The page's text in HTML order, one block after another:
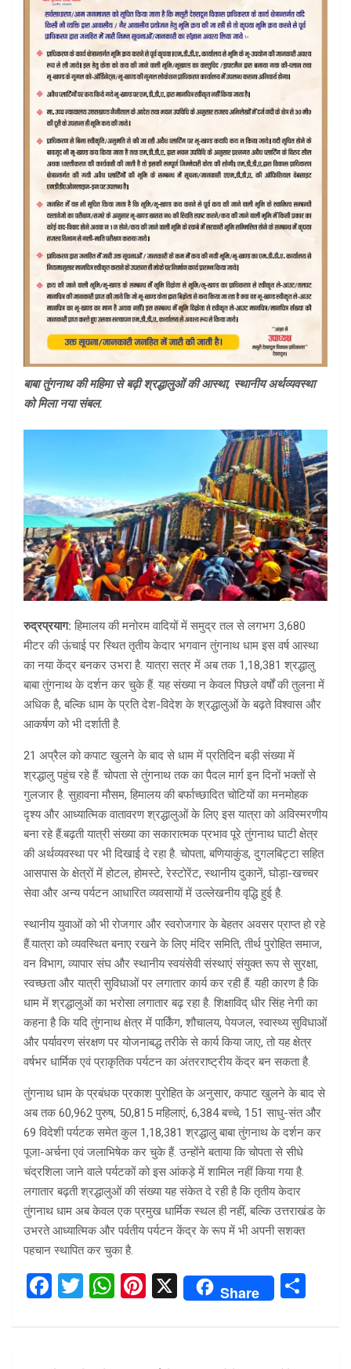
बाबा तुंगनाथ की महिमा से बढ़ी श्रद्धालुओं की आस्था, स्थानीय अर्थव्यवस्था
को मिला नया संबल.
रुद्रप्रयाग: हिमालय की मनोरम वादियों में समुद्र तल से लगभग 3,680
मीटर की ऊंचाई पर स्थित तृतीय केदार भगवान तुंगनाथ धाम इस वर्ष आस्था
का नया केंद्र बनकर उभरा है. यात्रा सत्र में अब तक 1,18,381 श्रद्धालु
बाबा तुंगनाथ के दर्शन कर चुके हैं. यह संख्या न केवल पिछले वर्षों की तुलना में
अधिक है, बल्कि धाम के प्रति देश-विदेश के श्रद्धालुओं के बढ़ते विश्वास और
आकर्षण को भी दर्शाती है.
21 अप्रैल को कपाट खुलने के बाद से धाम में प्रतिदिन बड़ी संख्या में
श्रद्धालु पहुंच रहे हैं. चोपता से तुंगनाथ तक का पैदल मार्ग इन दिनों भक्तों से
गुलजार है. सुहावना मौसम, हिमालय की बर्फाच्छादित चोटियों का मनमोहक
दृश्य और आध्यात्मिक वातावरण श्रद्धालुओं के लिए इस यात्रा को अविस्मरणीय
बना रहे हैं.बढ़ती यात्री संख्या का सकारात्मक प्रभाव पूरे तुंगनाथ घाटी क्षेत्र
की अर्थव्यवस्था पर भी दिखाई दे रहा है. चोपता, बणियाकुंड, दुगलबिट्टा सहित
आसपास के क्षेत्रों में होटल, होमस्टे, रेस्टोरेंट, स्थानीय दुकानें, घोड़ा-खच्चर
सेवा और अन्य पर्यटन आधारित व्यवसायों में उल्लेखनीय वृद्धि हुई है.
स्थानीय युवाओं को भी रोजगार और स्वरोजगार के बेहतर अवसर प्राप्त हो रहे
हैं.यात्रा को व्यवस्थित बनाए रखने के लिए मंदिर समिति, तीर्थ पुरोहित समाज,
वन विभाग, व्यापार संघ और स्थानीय स्वयंसेवी संस्थाएं संयुक्त रूप से सुरक्षा,
स्वच्छता और यात्री सुविधाओं पर लगातार कार्य कर रही हैं. यही कारण है कि
धाम में श्रद्धालुओं का भरोसा लगातार बढ़ रहा है. शिक्षाविद् धीर सिंह नेगी का
कहना है कि यदि तुंगनाथ क्षेत्र में पार्किंग, शौचालय, पेयजल, स्वास्थ्य सुविधाओं
और पर्यावरण संरक्षण पर योजनाबद्ध तरीके से कार्य किया जाए, तो यह क्षेत्र
वर्षभर धार्मिक एवं प्राकृतिक पर्यटन का अंतरराष्ट्रीय केंद्र बन सकता है.
तुंगनाथ धाम के प्रबंधक प्रकाश पुरोहित के अनुसार, कपाट खुलने के बाद से
अब तक 60,962 पुरुष, 50,815 महिलाएं, 6,384 बच्चे, 151 साधु-संत और
69 विदेशी पर्यटक समेत कुल 1,18,381 श्रद्धालु बाबा तुंगनाथ के दर्शन कर
पूजा-अर्चना एवं जलाभिषेक कर चुके हैं. उन्होंने बताया कि चोपता से सीधे
चंद्रशिला जाने वाले पर्यटकों को इस आंकड़े में शामिल नहीं किया गया है.
लगातार बढ़ती श्रद्धालुओं की संख्या यह संकेत दे रही है कि तृतीय केदार
तुंगनाथ धाम अब केवल एक प्रमुख धार्मिक स्थल ही नहीं, बल्कि उत्तराखंड के
उभरते आध्यात्मिक और पर्वतीय पर्यटन केंद्र के रूप में भी अपनी सशक्त
पहचान स्थापित कर चुका है.
F
ce
b
T
tt
er
W
at
Pi
er
es
X Share
ar